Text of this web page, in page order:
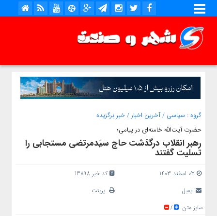
گروه : سیاسی /آخرین اخبار /خبر برگزیده
حضرت آیت‌الله خامنه‌ای در پیامی؛
رهبر انقلاب درگذشت حاج سیّدمرتضی مستجابی را
تسلیت گفتند
03 اسفند 1403
کد خبر 13898
ایمیل
پرینت
سایز متن
/